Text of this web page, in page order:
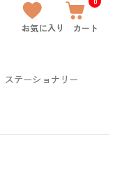
お気に入り カート
ステーショナリー